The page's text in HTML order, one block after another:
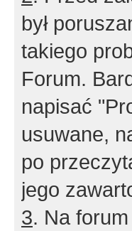
był
takiego
Forum.
napisać
usuwane,
po
jego
3. Na